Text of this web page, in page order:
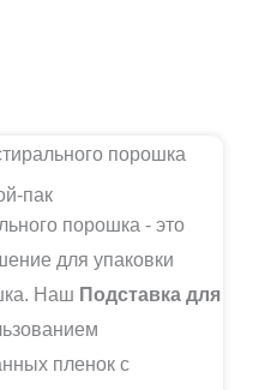
пак
порошка - это
для упаковки
Наш Подставка для
пленок с